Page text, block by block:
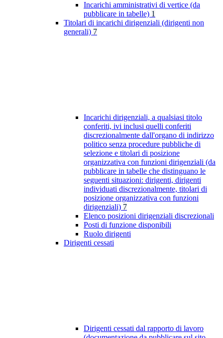
Incarichi amministrativi di vertice (da
pubblicare in tabelle) 1
Titolari di incarichi dirigenziali (dirigenti non
generali) 7
Incarichi dirigenziali, a qualsiasi titolo
conferiti, ivi inclusi quelli conferiti
discrezionalmente dall'organo di indirizzo
politico senza procedure pubbliche di
selezione e titolari di posizione
organizzativa con funzioni dirigenziali (da
pubblicare in tabelle che distinguano le
seguenti situazioni: dirigenti, dirigenti
individuati discrezionalmente, titolari di
posizione organizzativa con funzioni
dirigenziali) 7
Elenco posizioni dirigenziali discrezionali
Posti di funzione disponibili
Ruolo dirigenti
Dirigenti cessati
Dirigenti cessati dal rapporto di lavoro